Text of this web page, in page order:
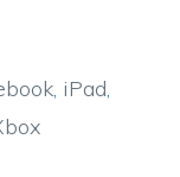
, iPad,